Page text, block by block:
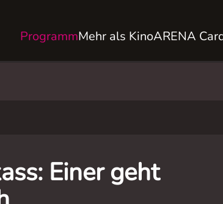
ProgrammMehr als KinoARENA
Einer geht